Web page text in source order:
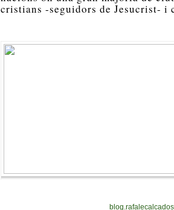
cristians -seguidors de Jesucrist- i